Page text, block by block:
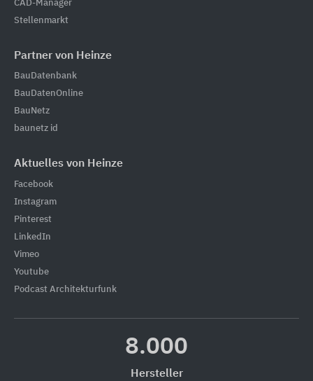
CAD-Manager
Stellenmarkt
Partner von Heinze
BauDatenbank
BauDatenOnline
BauNetz
baunetz id
Aktuelles von Heinze
Facebook
Instagram
Pinterest
LinkedIn
Vimeo
Youtube
Podcast Architekturfunk
8.000
Hersteller